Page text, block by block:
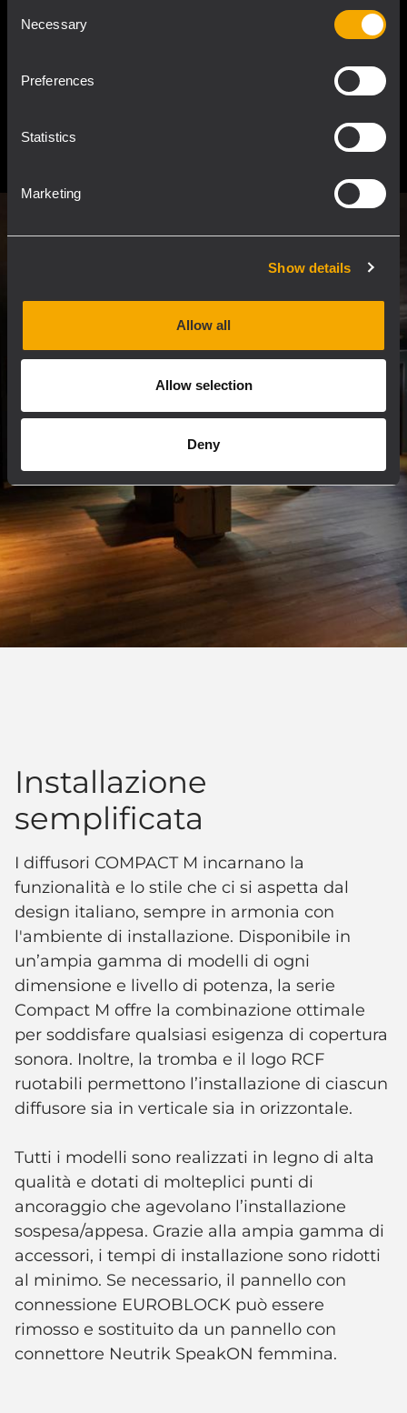
Selection
Necessary
Preferences
Statistics
Marketing
Show details
Allow all
Allow selection
Deny
Serie Compact M sono concepiti per offrire
sottofondo, preservando la stessa qualità
Installazione
semplificata
I diffusori COMPACT M incarnano la
funzionalità e lo stile che ci si aspetta dal
design italiano, sempre in armonia con
l'ambiente di installazione. Disponibile in
un’ampia gamma di modelli di ogni
dimensione e livello di potenza, la serie
Compact M offre la combinazione ottimale
per soddisfare qualsiasi esigenza di copertura
sonora. Inoltre, la tromba e il logo RCF
ruotabili permettono l’installazione di ciascun
diffusore sia in verticale sia in orizzontale.
Tutti i modelli sono realizzati in legno di alta
qualità e dotati di molteplici punti di
ancoraggio che agevolano l’installazione
sospesa/appesa. Grazie alla ampia gamma di
accessori, i tempi di installazione sono ridotti
al minimo. Se necessario, il pannello con
connessione EUROBLOCK può essere
rimosso e sostituito da un pannello con
connettore Neutrik SpeakON femmina.